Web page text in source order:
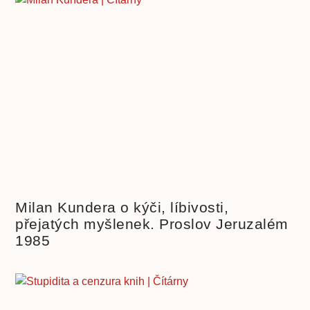
Milan Kundera o kýči, líbivosti,
přejatých myšlenek. Proslov Jeruzalém
1985